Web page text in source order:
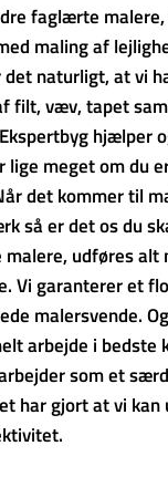
faglærte
maling af
naturligt, at vi
filt, væv, tapet
hjælper
lige meget om du
det kommer til
så er det os du
udføres alt
Vi garanterer et
malersvende.
arbejde i
som et
har gjort at vi kan